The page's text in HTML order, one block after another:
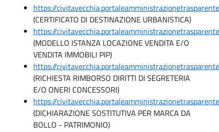
https://
(CERTIFICATO DI DESTINAZIONE URBANISTICA)
https://
(MODELLO ISTANZA LOCAZIONE VENDITA E/O
VENDITA IMMOBILI PIP)
https://
(RICHIESTA RIMBORSO DIRITTI DI SEGRETERIA
E/O ONERI CONCESSORI)
https://
(DICHIARAZIONE SOSTITUTIVA PER MARCA DA
BOLLO - PATRIMONIO)